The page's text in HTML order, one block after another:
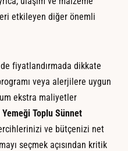
etkileyen diğer önemli
fiyatlandırmada dikkate
veya alerjilere uygun
ekstra maliyetler
Toplu Sünnet
ve bütçenizi net
seçmek açısından kritik